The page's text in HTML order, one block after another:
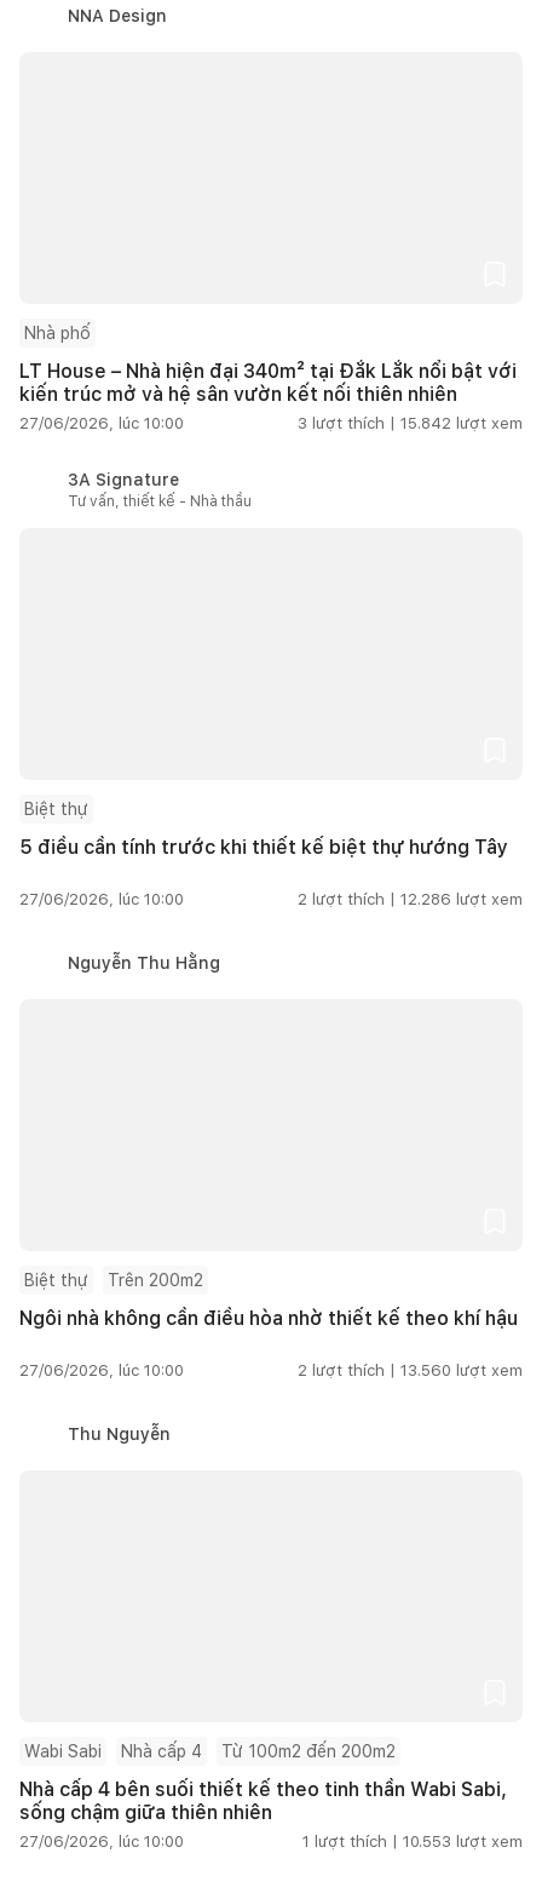
NNA Design
Nhà phố
LT House – Nhà hiện đại 340m² tại Đắk Lắk nổi bật với
kiến trúc mở và hệ sân vườn kết nối thiên nhiên
27/06/2026, lúc 10:00 3 lượt thích | 15.842 lượt xem
3A Signature
Tư vấn, thiết kế - Nhà thầu
Biệt thự
5 điều cần tính trước khi thiết kế biệt thự hướng Tây
27/06/2026, lúc 10:00 2 lượt thích | 12.286 lượt xem
Nguyễn Thu Hằng
Biệt thự Trên 200m2
Ngôi nhà không cần điều hòa nhờ thiết kế theo khí hậu
27/06/2026, lúc 10:00 2 lượt thích | 13.560 lượt xem
Thu Nguyễn
Wabi Sabi Nhà cấp 4 Từ 100m2 đến 200m2
Nhà cấp 4 bên suối thiết kế theo tinh thần Wabi Sabi,
sống chậm giữa thiên nhiên
27/06/2026, lúc 10:00 1 lượt thích | 10.553 lượt xem